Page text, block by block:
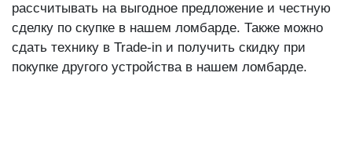
рассчитывать на выгодное предложение и честную
сделку по скупке в нашем ломбарде. Также можно
сдать технику в Trade-in и получить скидку при
покупке другого устройства в нашем ломбарде.